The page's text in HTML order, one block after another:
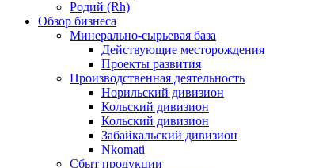
Родий (Rh)
Обзор бизнеса
Минерально-сырьевая база
Действующие месторождения
Проекты развития
Производственная деятельность
Норильский дивизион
Кольский дивизион
Кольский дивизион
Забайкальский дивизион
Nkomati
Сбыт продукции